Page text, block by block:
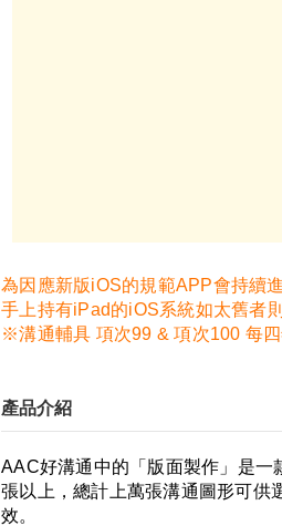
為因應新版iOS的規範APP會持續
手上持有iPad的iOS系統如太舊者
※溝通輔具 項次99 & 項次100 每四
產品介紹
AAC好溝通中的「版面製作」是一
張以上，總計上萬張溝通圖形可供
效。